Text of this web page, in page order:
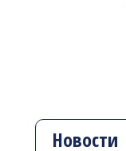
Новости